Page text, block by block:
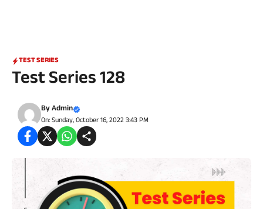
TEST SERIES
Test Series 128
ByAdmin
On: Sunday, October 16, 2022 3:43 PM